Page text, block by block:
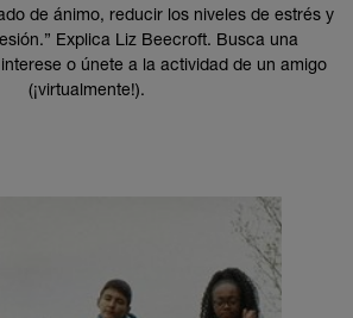
de ánimo, reducir los niveles de estrés y
Explica Liz Beecroft. Busca una
o únete a la actividad de un amigo
(¡virtualmente!).